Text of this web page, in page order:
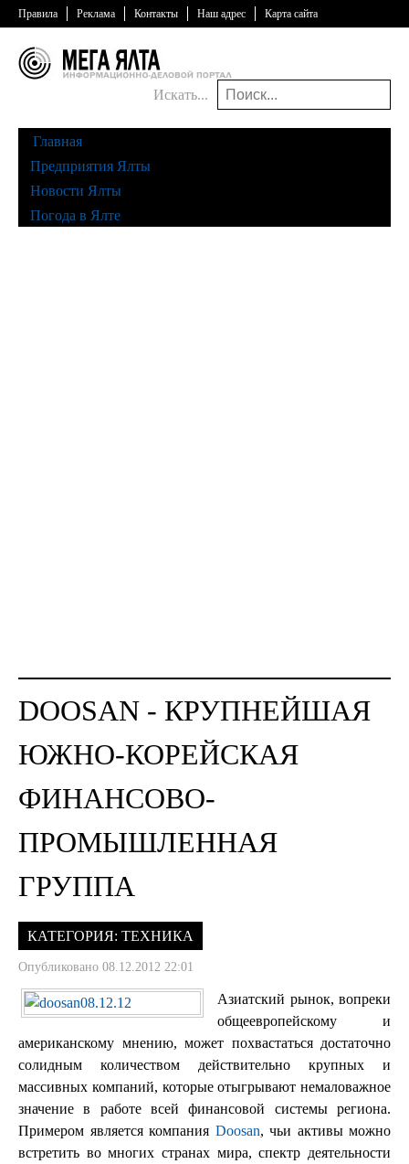
Правила Реклама Контакты Наш адрес Карта сайта
Искать...
Главная
Предприятия Ялты
Новости Ялты
Погода в Ялте
DOOSAN - КРУПНЕЙШАЯ
ЮЖНО-КОРЕЙСКАЯ
ФИНАНСОВО-
ПРОМЫШЛЕННАЯ
ГРУППА
КАТЕГОРИЯ: ТЕХНИКА
Опубликовано 08.12.2012 22:01
Азиатский рынок, вопреки
общеевропейскому и
американскому мнению, может похвастаться достаточно
солидным количеством действительно крупных и
массивных компаний, которые отыгрывают немаловажное
значение в работе всей финансовой системы региона.
Примером является компания Doosan, чьи активы можно
встретить во многих странах мира, спектр деятельности